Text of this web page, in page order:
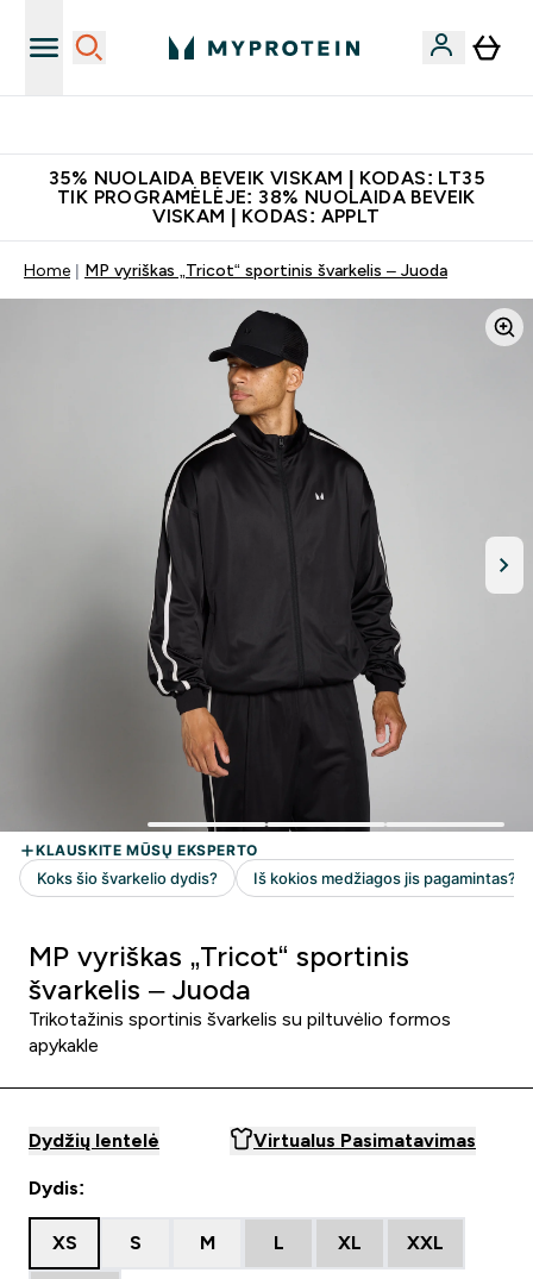
35% NUOLAIDA BEVEIK VISKAM | KODAS: LT35
TIK PROGRAMĖLĖJE: 38% NUOLAIDA BEVEIK
VISKAM | KODAS: APPLT
Home MP vyriškas „Tricot“ sportinis švarkelis – Juoda
MP vyriškas „Tricot“ sportinis
švarkelis – Juoda
Trikotažinis sportinis švarkelis su piltuvėlio formos
apykakle
Dydžių lentelė Virtualus Pasimatavimas
Dydis:
XS S M L XL XXL